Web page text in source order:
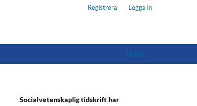
Sök
Registrera Logga in
Socialvetenskaplig tidskrift har